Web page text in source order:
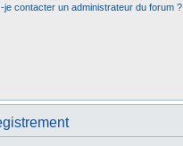
je contacter un administrateur du forum ?